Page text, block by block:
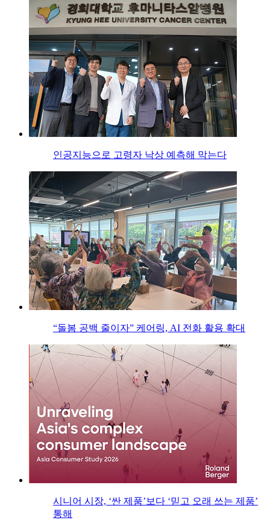
인공지능으로 고령자 낙상 예측해 막는다
“돌봄 공백 줄이자” 케어링, AI 전화 활용 확대
시니어 시장, ‘싼 제품’보다 ‘믿고 오래 쓰는 제품’
통해